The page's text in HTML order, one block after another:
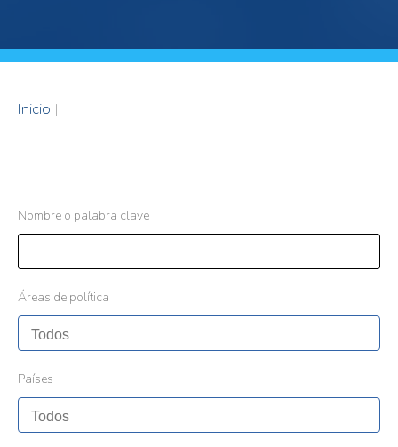
Inicio |
Nombre o palabra clave
Áreas de política
Países